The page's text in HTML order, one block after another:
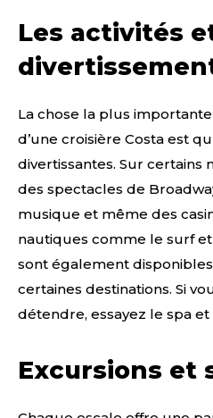
Les activités
La chose la plus
d’une croisière Costa est
divertissantes. Sur certains
des spectacles de
musique et même des
nautiques comme le surf
sont également
certaines destinations. Si
détendre, essayez le spa
Excursions et